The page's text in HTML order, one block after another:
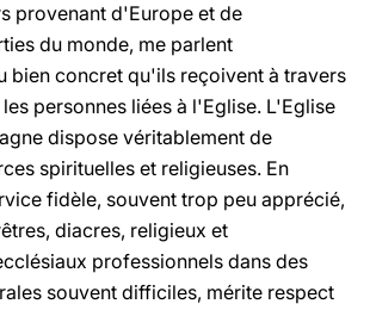
provenant d'Europe et de
du monde, me parlent
bien concret qu'ils reçoivent à travers
personnes liées à l'Eglise. L'Eglise
dispose véritablement de
spirituelles et religieuses. En
fidèle, souvent trop peu apprécié,
diacres, religieux et
professionnels dans des
souvent difficiles, mérite respect